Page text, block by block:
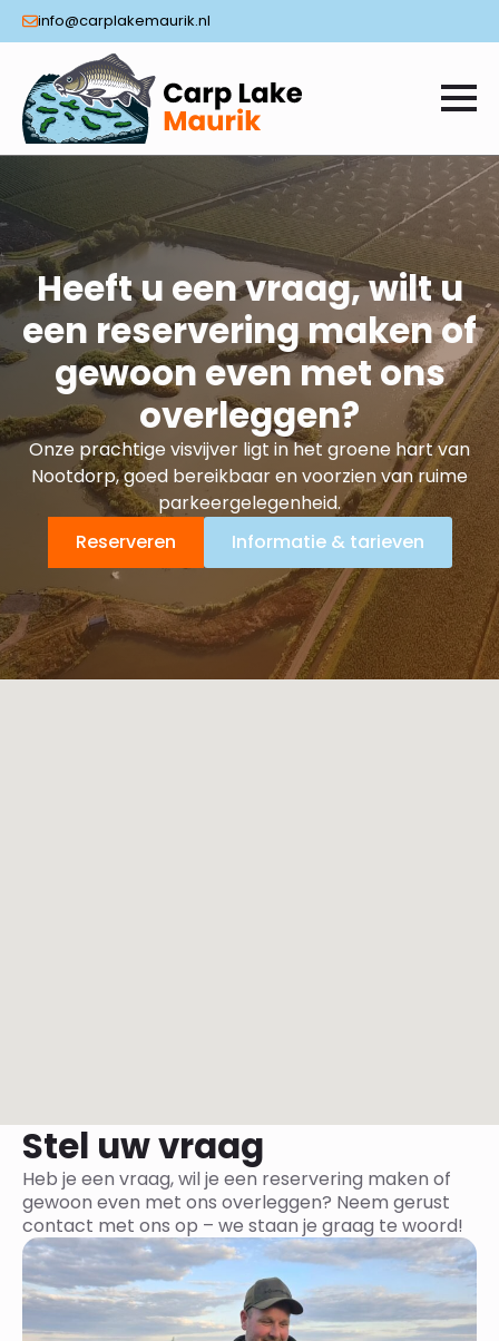
info@carplakemaurik.nl
Heeft u een vraag, wilt u
een reservering maken of
gewoon even met ons
overleggen?
Onze prachtige visvijver ligt in het groene hart van
Nootdorp, goed bereikbaar en voorzien van ruime
parkeergelegenheid.
Reserveren
Informatie & tarieven
Stel uw vraag
Heb je een vraag, wil je een reservering maken of
gewoon even met ons overleggen? Neem gerust
contact met ons op – we staan je graag te woord!